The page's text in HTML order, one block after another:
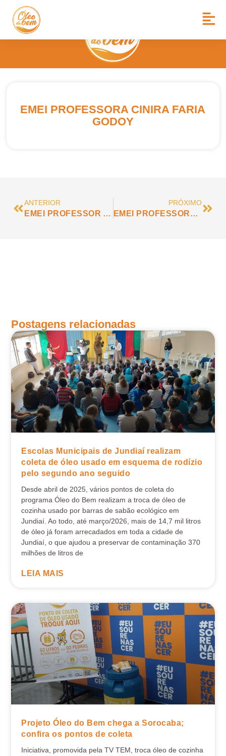
EMEI PROFESSORA CINIRA FARIA
GODOY
ANTERIOR
EMEI PROFESSOR ANTONIO JOSÉ BELÉZIA
PRÓXIMO
EMEI PROFESSORA EDNA MUZEL DE MOURA
Postagens relacionadas
Escolas Municipais de Jundiaí realizam
coleta de óleo usado em esquema de rodízio
pelo segundo ano seguido
Desde abril de 2025, vários pontos de coleta do
programa Óleo do Bem realizam a troca de óleo de
cozinha usado por barras de sabão ecológico em
Jundiaí. Ao todo, até março/2026, mais de 14,7 mil litros
de óleo já foram arrecadados em toda a cidade de
Jundiaí, o que ajudou a preservar de contaminação 370
milhões de litros de
LEIA MAIS
Projeto Óleo do Bem chega a Sorocaba;
confira os pontos de coleta
Iniciativa, promovida pela TV TEM, troca óleo de cozinha